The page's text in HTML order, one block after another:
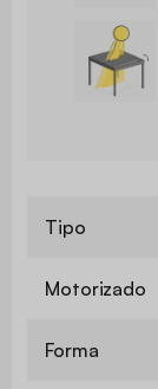
Tipo
Motorizado
Forma